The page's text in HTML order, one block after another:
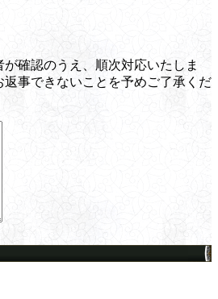
確認のうえ、順次対応いたしま
事できないことを予めご了承くだ